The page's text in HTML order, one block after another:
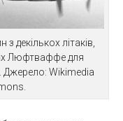
декількох літаків,
Люфтваффе для
Джерело: Wikimedia